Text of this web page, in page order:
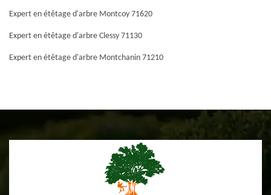
Expert en étêtage d'arbre Montcoy 71620
Expert en étêtage d'arbre Clessy 71130
Expert en étêtage d'arbre Montchanin 71210